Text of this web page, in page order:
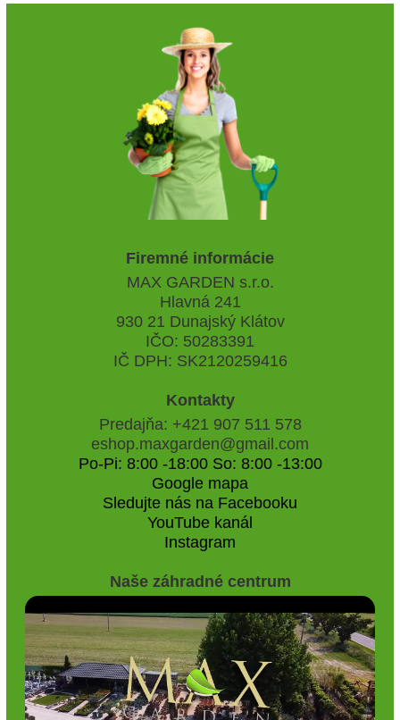
Firemné informácie
MAX GARDEN s.r.o.
Hlavná 241
930 21 Dunajský Klátov
IČO: 50283391
IČ DPH: SK2120259416
Kontakty
Predajňa: +421 907 511 578
eshop.maxgarden@gmail.com
Po-Pi: 8:00 -18:00 So: 8:00 -13:00
Google mapa
Sledujte nás na Facebooku
YouTube kanál
Instagram
Naše záhradné centrum